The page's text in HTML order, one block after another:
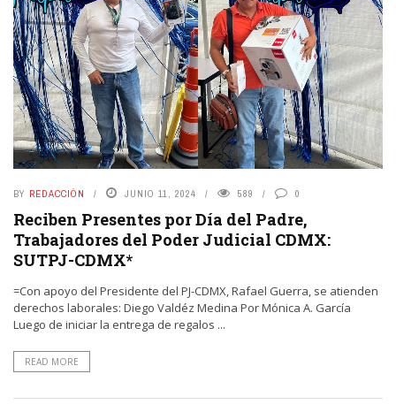
BY REDACCIÓN JUNIO 11, 2024 589 0
Reciben Presentes por Día del Padre,
Trabajadores del Poder Judicial CDMX:
SUTPJ-CDMX*
=Con apoyo del Presidente del PJ-CDMX, Rafael Guerra, se atienden
derechos laborales: Diego Valdéz Medina Por Mónica A. García
Luego de iniciar la entrega de regalos ...
READ MORE